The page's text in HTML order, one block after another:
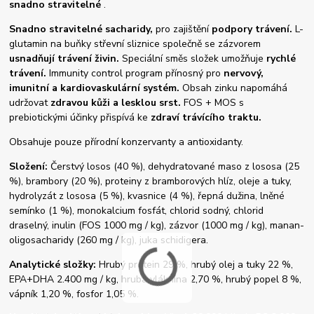
snadno stravitelné .
Snadno stravitelné sacharidy, pro zajištění podpory trávení. L-
glutamin na buňky střevní sliznice společně se zázvorem
usnadňují trávení živin. Speciální směs složek umožňuje rychlé
trávení. Immunity control program přínosný pro nervový,
imunitní a kardiovaskulární systém. Obsah zinku napomáhá
udržovat zdravou kůži a lesklou srst. FOS + MOS s
prebiotickými účinky přispívá ke zdraví trávícího traktu.
Obsahuje pouze přírodní konzervanty a antioxidanty.
Složení: Čerstvý losos (40 %), dehydratované maso z lososa (25
%), brambory (20 %), proteiny z bramborových hlíz, oleje a tuky,
hydrolyzát z lososa (5 %), kvasnice (4 %), řepná dužina, lněné
semínko (1 %), monokalcium fosfát, chlorid sodný, chlorid
draselný, inulin (FOS 1000 mg / kg), zázvor (1000 mg / kg), manan-
oligosacharidy (260 mg / kg), juka schidigera.
Analytické složky: Hrubý protein 29 %, hrubý olej a tuky 22 %,
EPA+DHA 2.400 mg / kg, hrubá vláknina 2,70 %, hrubý popel 8 %,
vápník 1,20 %, fosfor 1,05 %.